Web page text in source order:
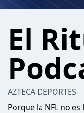
El
AZTECA DEPORTES
Porque la NFL no